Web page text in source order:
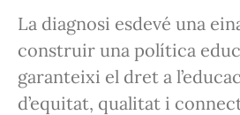
La diagnosi esdevé una
construir una política
garanteixi el dret a
d’equitat, qualitat i